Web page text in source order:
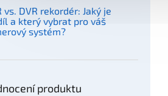
vs. DVR rekordér: Jaký je
a který vybrat pro váš
systém?
produktu